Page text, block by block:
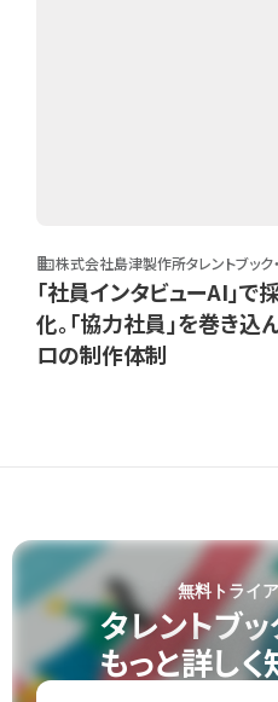
business株式会社島津製作所タレントブック
「社員インタビューAI」
化。「協力社員」を巻き
ロの制作体制
無料トライ
タレントブ
もっと詳し